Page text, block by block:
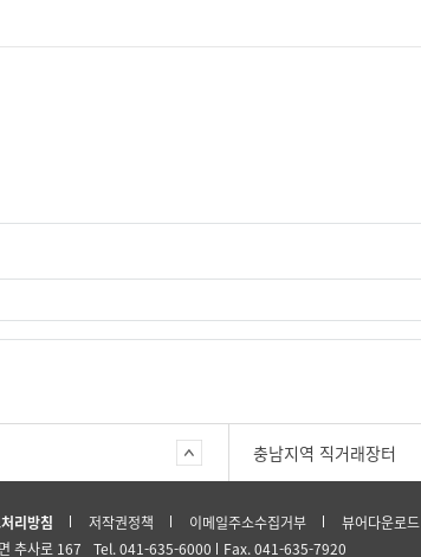
충남지역 직거래장터
리방침 저작권정책 이메일주소수집거부 뷰어다운로드
추사로 167
Tel. 041-635-6000 Fax. 041-635-7920